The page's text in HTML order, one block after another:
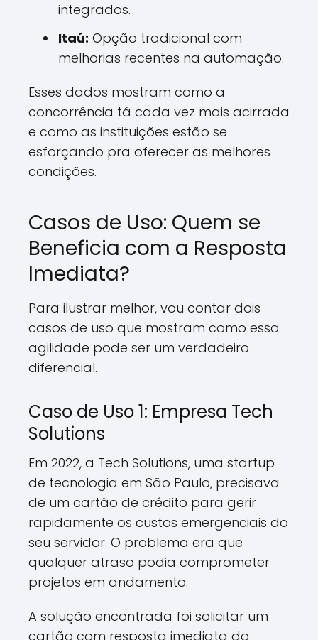
integrados.
Itaú: Opção tradicional com
melhorias recentes na automação.
Esses dados mostram como a
concorrência tá cada vez mais acirrada
e como as instituições estão se
esforçando pra oferecer as melhores
condições.
Casos de Uso: Quem se
Beneficia com a Resposta
Imediata?
Para ilustrar melhor, vou contar dois
casos de uso que mostram como essa
agilidade pode ser um verdadeiro
diferencial.
Caso de Uso 1: Empresa Tech
Solutions
Em 2022, a Tech Solutions, uma startup
de tecnologia em São Paulo, precisava
de um cartão de crédito para gerir
rapidamente os custos emergenciais do
seu servidor. O problema era que
qualquer atraso podia comprometer
projetos em andamento.
A solução encontrada foi solicitar um
cartão com resposta imediata do